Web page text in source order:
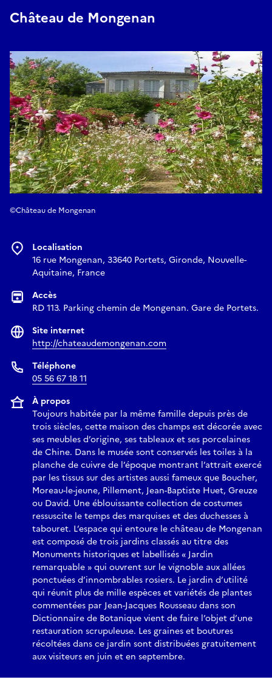
Château de Mongenan
©Château de Mongenan
Localisation
16 rue Mongenan, 33640 Portets, Gironde, Nouvelle-
Aquitaine, France
Accès
RD 113. Parking chemin de Mongenan. Gare de Portets.
Site internet
http://chateaudemongenan.com
Téléphone
05 56 67 18 11
À propos
Toujours habitée par la même famille depuis près de
trois siècles, cette maison des champs est décorée avec
ses meubles d’origine, ses tableaux et ses porcelaines
de Chine. Dans le musée sont conservés les toiles à la
planche de cuivre de l’époque montrant l’attrait exercé
par les tissus sur des artistes aussi fameux que Boucher,
Moreau-le-jeune, Pillement, Jean-Baptiste Huet, Greuze
ou David. Une éblouissante collection de costumes
ressuscite le temps des marquises et des duchesses à
tabouret. L’espace qui entoure le château de Mongenan
est composé de trois jardins classés au titre des
Monuments historiques et labellisés « Jardin
remarquable » qui ouvrent sur le vignoble aux allées
ponctuées d’innombrables rosiers. Le jardin d’utilité
qui réunit plus de mille espèces et variétés de plantes
commentées par Jean-Jacques Rousseau dans son
Dictionnaire de Botanique vient de faire l’objet d’une
restauration scrupuleuse. Les graines et boutures
récoltées dans ce jardin sont distribuées gratuitement
aux visiteurs en juin et en septembre.